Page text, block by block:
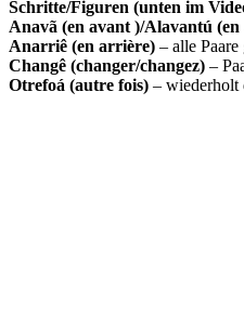
Schritte/Figuren (unten im
Anavã (en avant )/Alavantú (en
Anarriê (en arrière) – alle
Changê (changer/changez) –
Otrefoá (autre fois) – wiederholt